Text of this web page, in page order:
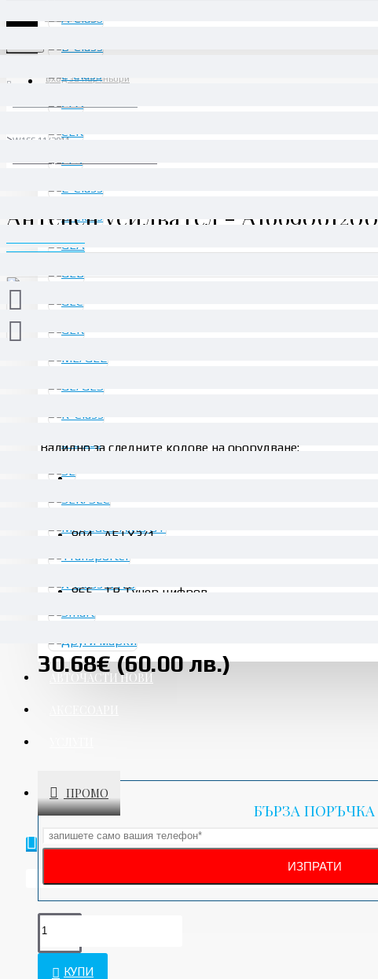
Вход за партньори
АВТОЧАСТИ НОВИ
ПРОМО
W166 11/2011 -
Антенен усилвател - A1669061200
Валидно за следните кодове на оборудване:
804 - AEJ X3/1
865 - ТВ Тунер цифров
30.68€ (60.00 лв.)
БЪРЗА ПОРЪЧКА
КУПИ